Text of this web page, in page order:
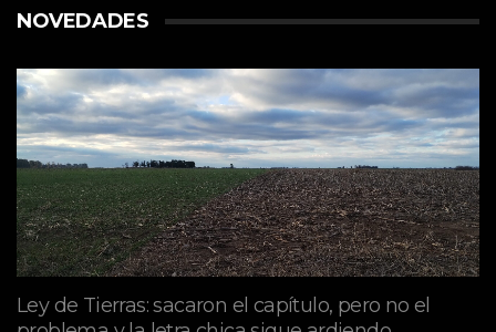
NOVEDADES
Ley de Tierras: sacaron el capítulo, pero no el